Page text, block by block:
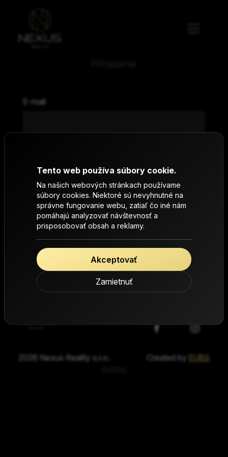
Tento web používa súbory cookie.
Na našich webových stránkach používame
súbory cookies. Niektoré sú nevyhnutné na
správne fungovanie webu, zatiaľ čo iné nám
pomáhajú analyzovať návštevnosť a
prisposobovať obsah a reklamy.
Akceptovať
Zamietnuť
E-mail
Prihlásenie
Ak ešte nemáte účet
Registrácia
2026 Nexus Reality s.r.o. Created by
EUBS